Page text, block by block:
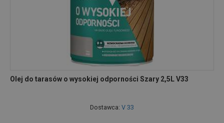
Olej do tarasów o wysokiej odporności Szary 2,5L V33
Dostawca: V 33